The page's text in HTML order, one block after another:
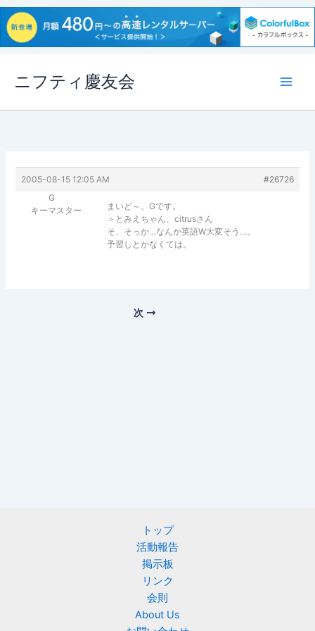
ス
ニフティ慶友会
2005-08-15 12:05 AM
#26726
G
キーマスター
まいど～。Gです。
＞とみえちゃん、citrusさん
そ、そっか…なんか英語W大変そう…。
予習しとかなくては。
次
トップ
活動報告
掲示板
リンク
会則
About Us